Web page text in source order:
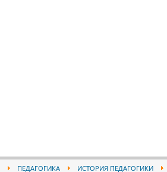
ПЕДАГОГИКА ИСТОРИЯ ПЕДАГОГИКИ